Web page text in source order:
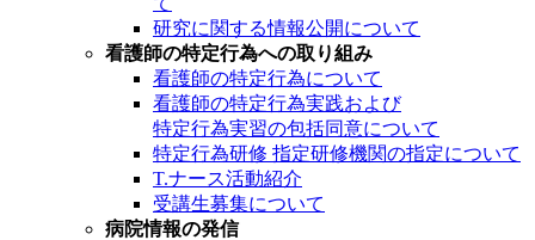
研究に関する情報公開について
看護師の特定行為への取り組み
看護師の特定行為について
看護師の特定行為実践および
特定行為実習の包括同意について
特定行為研修 指定研修機関の指定について
T.ナース活動紹介
受講生募集について
病院情報の発信